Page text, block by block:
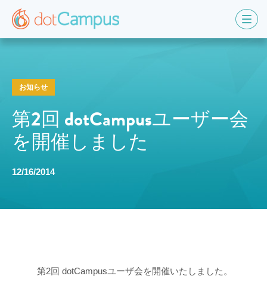
お知らせ
第2回 dotCampusユーザー会
を開催しました
12/16/2014
第2回 dotCampusユーザ会を開催いたしました。